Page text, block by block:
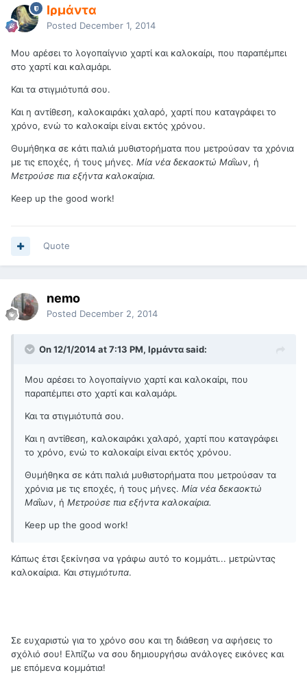
Ιρμάντα
Posted December 1, 2014
Μου αρέσει το λογοπαίγνιο χαρτί και καλοκαίρι, που παραπέμπει
στο χαρτί και καλαμάρι.
Και τα στιγμιότυπά σου.
Και η αντίθεση, καλοκαιράκι χαλαρό, χαρτί που καταγράφει το
χρόνο, ενώ το καλοκαίρι είναι εκτός χρόνου.
Θυμήθηκα σε κάτι παλιά μυθιστορήματα που μετρούσαν τα χρόνια
με τις εποχές, ή τους μήνες. Μία νέα δεκαοκτώ Μαΐων, ή
Μετρούσε πια εξήντα καλοκαίρια.
Keep up the good work!
Quote
nemo
Posted December 2, 2014
On 12/1/2014 at 7:13 PM, Ιρμάντα said:
Μου αρέσει το λογοπαίγνιο χαρτί και καλοκαίρι, που
παραπέμπει στο χαρτί και καλαμάρι.
Και τα στιγμιότυπά σου.
Και η αντίθεση, καλοκαιράκι χαλαρό, χαρτί που καταγράφει
το χρόνο, ενώ το καλοκαίρι είναι εκτός χρόνου.
Θυμήθηκα σε κάτι παλιά μυθιστορήματα που μετρούσαν τα
χρόνια με τις εποχές, ή τους μήνες. Μία νέα δεκαοκτώ
Μαΐων, ή Μετρούσε πια εξήντα καλοκαίρια.
Keep up the good work!
Κάπως έτσι ξεκίνησα να γράφω αυτό το κομμάτι... μετρώντας
καλοκαίρια. Καιστιγμιότυπα.
Σε ευχαριστώ για το χρόνο σου και τη διάθεση να αφήσεις το
σχόλιό σου! Ελπίζω να σου δημιουργήσω ανάλογες εικόνες και
με επόμενα κομμάτια!